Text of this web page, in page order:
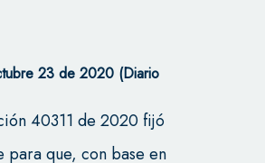
23 de 2020 (Diario
40311 de 2020 fijó
que, con base en